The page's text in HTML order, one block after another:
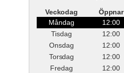
Veckodag Öppnar
Måndag
12:00
Tisdag
12:00
Onsdag
12:00
Torsdag
12:00
Fredag
12:00